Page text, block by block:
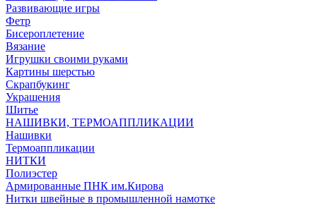
Развивающие игры
Фетр
Бисероплетение
Вязание
Игрушки своими руками
Картины шерстью
Скрапбукинг
Украшения
Шитье
НАШИВКИ, ТЕРМОАППЛИКАЦИИ
Нашивки
Термоаппликации
НИТКИ
Полиэстер
Армированные ПНК им.Кирова
Нитки швейные в промышленной намотке